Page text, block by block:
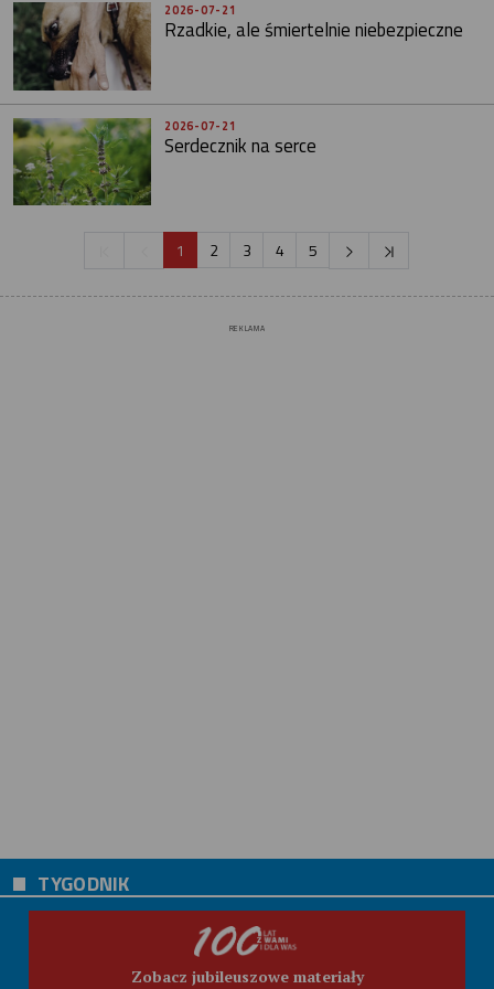
2026-07-21
Rzadkie, ale śmiertelnie niebezpieczne
2026-07-21
Serdecznik na serce
1 2 3 4 5
REKLAMA
TYGODNIK
Zobacz jubileuszowe materiały